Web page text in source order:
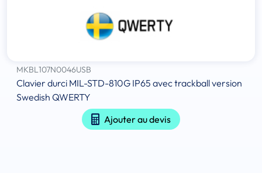
MKBL107N0046USB
Clavier durci MIL-STD-810G IP65 avec trackball version
Swedish QWERTY
Ajouter au devis